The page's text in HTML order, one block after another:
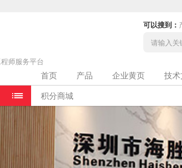
师服务平台
可以搜到：
首页 产品 企业黄页 技
积分商城
加工设备 深圳市海胜自动化设备有限公司